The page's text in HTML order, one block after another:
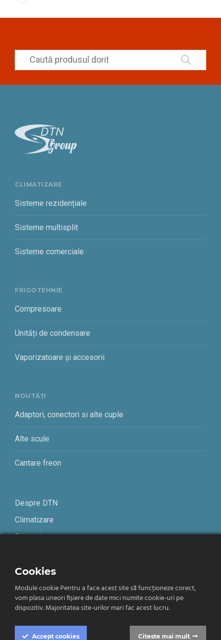
CLIMATIZARE
Sisteme rezidențiale
Sisteme multisplit
Sisteme comerciale
FRIGOTEHNIE
Compresoare
Unități de condensare
Vaporizatoare și accesorii
NOUTĂȚI
Adaptori, conectori si alte cuple
Alte scule
Cantare freon
Despre DTN
Climatizare
Frigotehnie
Termeni și condiții
Confidențialitate
Cookies
Module cookie Pentru a face acest site să funcționeze corect,
vom plasa uneori fișiere de date mici numite cookie-uri pe
dispozitiv. Majoritatea site-urilor mari fac acest lucru.
Accept cookies Citeste mai mult